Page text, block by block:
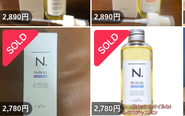
2,890円 2,890円
2,780円 2,780円